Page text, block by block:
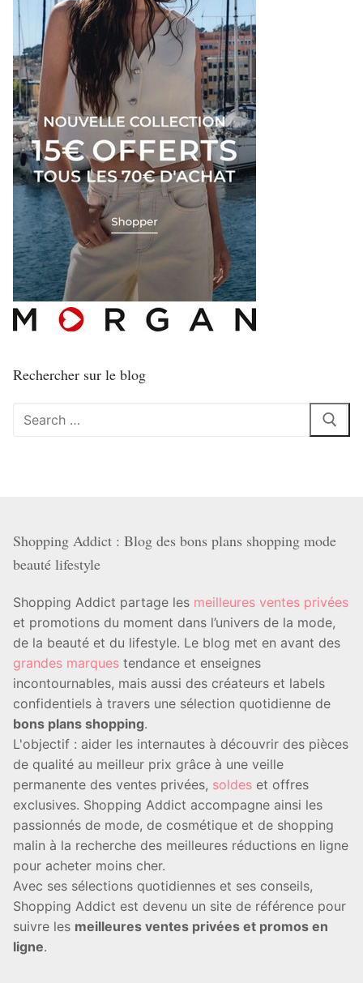
Rechercher sur le blog
Rechercher
Shopping Addict : Blog des bons plans shopping mode
beauté lifestyle
Shopping Addict partage les meilleures ventes privées
et promotions du moment dans l’univers de la mode,
de la beauté et du lifestyle. Le blog met en avant des
grandes marques tendance et enseignes
incontournables, mais aussi des créateurs et labels
confidentiels à travers une sélection quotidienne de
bons plans shopping.
L'objectif : aider les internautes à découvrir des pièces
de qualité au meilleur prix grâce à une veille
permanente des ventes privées, soldes et offres
exclusives. Shopping Addict accompagne ainsi les
passionnés de mode, de cosmétique et de shopping
malin à la recherche des meilleures réductions en ligne
pour acheter moins cher.
Avec ses sélections quotidiennes et ses conseils,
Shopping Addict est devenu un site de référence pour
suivre les meilleures ventes privées et promos en
ligne.